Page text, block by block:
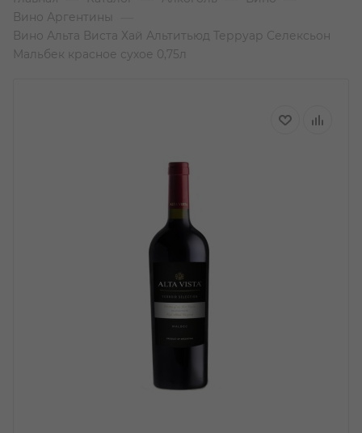
Вино Аргентины
Вино Альта Виста Хай Альтитьюд Терруар Селексьон
Мальбек красное сухое 0,75л